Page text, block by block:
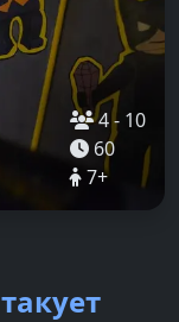
4- 10
60
7+